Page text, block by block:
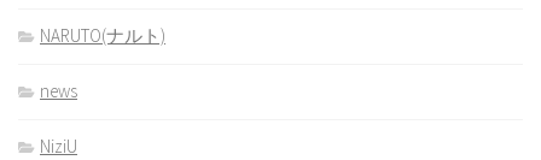
NARUTO(ナルト)
news
NiziU